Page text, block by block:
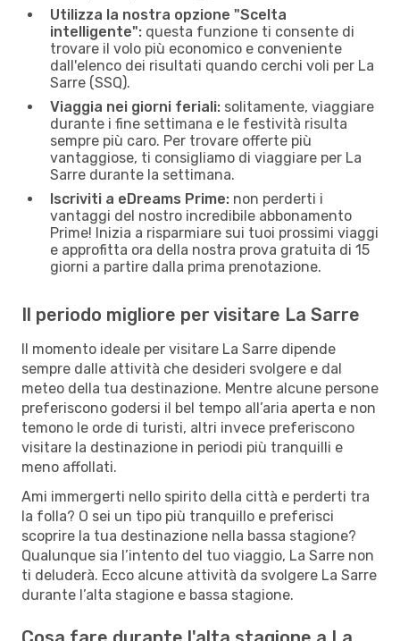
Utilizza la nostra opzione "Scelta
intelligente": questa funzione ti consente di
trovare il volo più economico e conveniente
dall'elenco dei risultati quando cerchi voli per La
Sarre (SSQ).
Viaggia nei giorni feriali: solitamente, viaggiare
durante i fine settimana e le festività risulta
sempre più caro. Per trovare offerte più
vantaggiose, ti consigliamo di viaggiare per La
Sarre durante la settimana.
Iscriviti a eDreams Prime: non perderti i
vantaggi del nostro incredibile abbonamento
Prime! Inizia a risparmiare sui tuoi prossimi viaggi
e approfitta ora della nostra prova gratuita di 15
giorni a partire dalla prima prenotazione.
Il periodo migliore per visitare La Sarre
Il momento ideale per visitare La Sarre dipende
sempre dalle attività che desideri svolgere e dal
meteo della tua destinazione. Mentre alcune persone
preferiscono godersi il bel tempo all’aria aperta e non
temono le orde di turisti, altri invece preferiscono
visitare la destinazione in periodi più tranquilli e
meno affollati.
Ami immergerti nello spirito della città e perderti tra
la folla? O sei un tipo più tranquillo e preferisci
scoprire la tua destinazione nella bassa stagione?
Qualunque sia l’intento del tuo viaggio, La Sarre non
ti deluderà. Ecco alcune attività da svolgere La Sarre
durante l’alta stagione e bassa stagione.